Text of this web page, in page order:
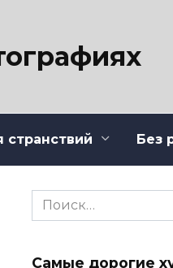
странствий Без
Search
for:
Самые дорогие